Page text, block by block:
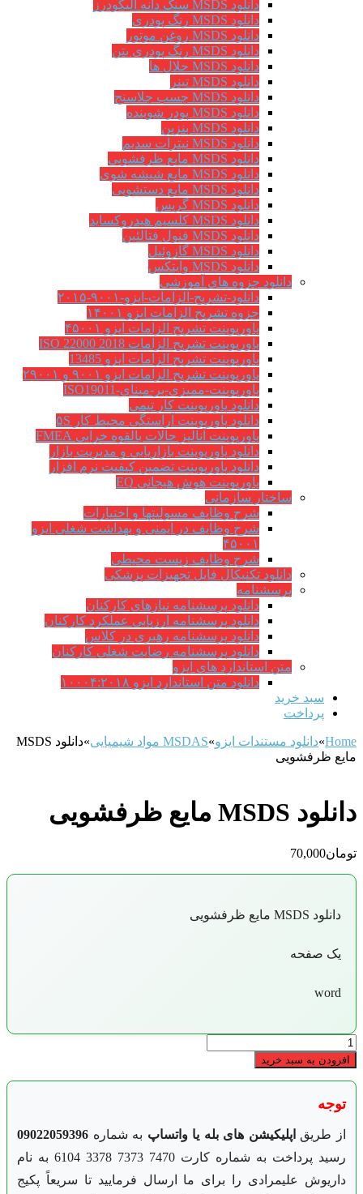
دانلود MSDS سنگ دانه الیگودرز
دانلود MSDS رنگ پودری
دانلود MSDS روغن موتور
دانلود MSDS رنگ پودری بتن
دانلود MSDS حلال ها
دانلود MSDS تینر
دانلود MSDS چسب جلاسنج
دانلود MSDS پودر شوینده
دانلود MSDS بنزین
دانلود MSDS نیترات سدیم
دانلود MSDS مایع ظرفشویی
دانلود MSDS مایع شیشه شوی
دانلود MSDS مایع دستشویی
دانلود MSDS گریس
دانلود MSDS کلسیم هیدروکساید
دانلود MSDS فنول فتالئین
دانلود MSDS گازوئیل
دانلود MSDS وایتکس
دانلود جزوه های آموزشی
دانلود-تشریح-الزامات-ایزو-۹۰۰۱-۲۰۱۵
جزوه تشریح الزامات ایزو ۱۴۰۰۱
پاورپوینت تشریح الزامات ایزو ۴۵۰۰۱
پاورپوینت تشریح الزامات ISO 22000 2018
پاورپوینت تشریح الزامات ایزو 13485
پاورپوینت تشریح الزامات ایزو ۹۰۰۱ و ۲۹۰۰۱
پاورپوینت-ممیزی-بر-مبنای-ISO19011
دانلود پاورپوینت کار تیمی
دانلود پاورپوینت آراستگی محیط کار ۵S
پاورپوینت آنالیز حالات بالقوه خرابی FMEA
دانلود پاورپوینت بازاریابی و مدیریت بازار
دانلود پاورپوینت تضمین کیفیت نرم افزار
پاورپوینت هوش هیجانی EQ
ساختار سازمانی
شرح وظايف مسوليتها و اختيارات
شرح وظایف در ایمنی و بهداشت شغلی ایزو
۴۵۰۰۱
شرح وظایف زیست محیطی
دانلود تکنیکال فایل تجهیزات پزشکی
پرسشنامه
دانلود پرسشنامه نیازهای کارکنان
دانلود پرسشنامه ارزیابی عملکرد کارکنان
دانلود پرسشنامه رهبری در کلاس
دانلود پرسشنامه رضایت شغلی کارکنان
متن استاندارد های ایزو
دانلود متن استاندارد ایزو ۱۰۰۰۴:۲۰۱۸
سبد خرید
پرداخت
Home
»دانلود مستندات ایزو»MSDAS مواد شیمیایی »
دانلود MSDS
مایع ظرفشویی
دانلود MSDS مایع ظرفشویی
تومان70,000
دانلود MSDS مایع ظرفشویی
یک صفحه
word
دانلود
MSDS
مایع
ظرفشویی
عدد
افزودن به سبد خرید
توجه
از طریق اپلیکیشن های بله یا واتساپ به شماره 09022059396
رسید پرداخت به شماره کارت 7470 7373 3378 6104 به نام
داریوش علیمرادی را برای ما ارسال فرمایید تا سریعاً پکیج